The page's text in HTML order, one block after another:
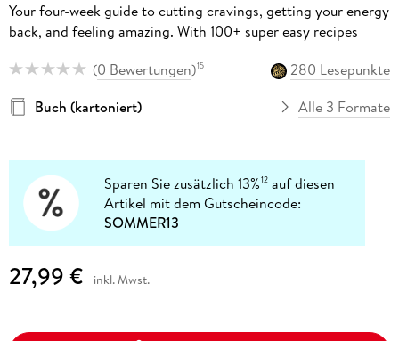
Your four-week guide to cutting cravings, getting your energy
back, and feeling amazing. With 100+ super easy recipes
(0 Bewertungen)15
280 Lesepunkte
Buch (kartoniert)
Alle 3 Formate
Sparen Sie zusätzlich 13%12 auf diesen
Artikel mit dem Gutscheincode:
SOMMER13
27,99 € inkl. Mwst.